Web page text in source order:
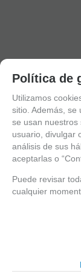
PASIFLORA
Política de
Utilizamos
sitio. Además, se
se usan nuestros
usuario, divulgar
análisis de sus
aceptarlas o
Puede revisar
cualquier